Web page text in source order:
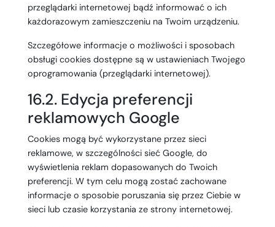
przeglądarki internetowej bądź informować o ich
każdorazowym zamieszczeniu na Twoim urządzeniu.
Szczegółowe informacje o możliwości i sposobach
obsługi cookies dostępne są w ustawieniach Twojego
oprogramowania (przeglądarki internetowej).
16.2. Edycja preferencji
reklamowych Google
Cookies mogą być wykorzystane przez sieci
reklamowe, w szczególności sieć Google, do
wyświetlenia reklam dopasowanych do Twoich
preferencji. W tym celu mogą zostać zachowane
informacje o sposobie poruszania się przez Ciebie w
sieci lub czasie korzystania ze strony internetowej.